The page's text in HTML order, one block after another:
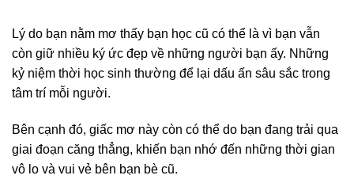
Lý do bạn nằm mơ thấy bạn học cũ có thể là vì bạn vẫn
còn giữ nhiều ký ức đẹp về những người bạn ấy. Những
kỷ niệm thời học sinh thường để lại dấu ấn sâu sắc trong
tâm trí mỗi người.
Bên cạnh đó, giấc mơ này còn có thể do bạn đang trải qua
giai đoạn căng thẳng, khiến bạn nhớ đến những thời gian
vô lo và vui vẻ bên bạn bè cũ.